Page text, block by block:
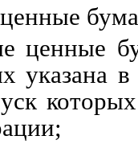
ценные
указана
которых